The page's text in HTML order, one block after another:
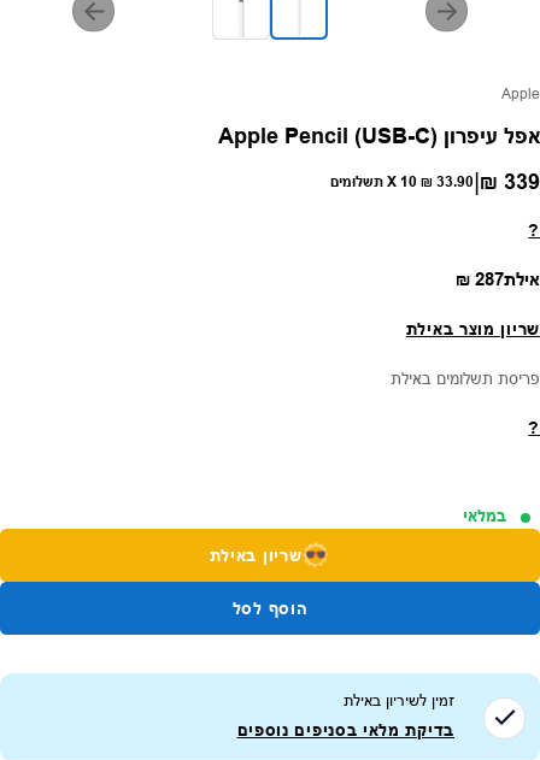
ספק:
Apple
אפל עיפרון Apple Pencil (USB-C)
מחיר רגיל
339 ₪
|
33.90 ₪ X 10 תשלומים
?
אילתמחיר רגיל
287 ₪
שריון מוצר באילת
פריסת תשלומים באילת
?
במלאי
שריון באילת
הוסף לסל
זמין לשיריון באילת
בדיקת מלאי בסניפים נוספים